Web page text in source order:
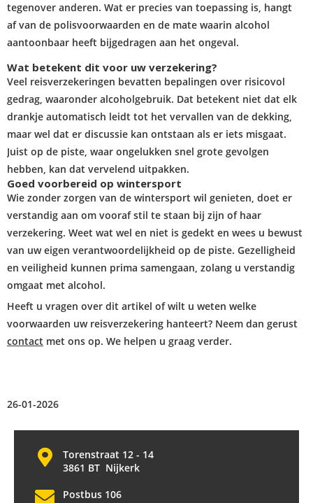
tegenover anderen. Wat er precies van toepassing is, hangt
af van de polisvoorwaarden en de mate waarin alcohol
aantoonbaar heeft bijgedragen aan het ongeval.
Wat betekent dit voor uw verzekering?
Veel reisverzekeringen bevatten bepalingen over risicovol
gedrag, waaronder alcoholgebruik. Dat betekent niet dat elk
drankje automatisch leidt tot het vervallen van de dekking,
maar wel dat er discussie kan ontstaan als er iets misgaat.
Juist op de piste, waar ongelukken snel grote gevolgen
hebben, kan dat vervelend uitpakken.
Goed voorbereid op wintersport
Wie zonder zorgen van de wintersport wil genieten, doet er
verstandig aan om vooraf stil te staan bij zijn of haar
verzekering. Weet wat wel en niet is gedekt en wees u bewust
van uw eigen verantwoordelijkheid op de piste. Gezelligheid
en veiligheid kunnen prima samengaan, zolang u verstandig
omgaat met alcohol.
Heeft u vragen over dit artikel of wilt u weten welke
voorwaarden uw reisverzekering hanteert? Neem dan gerust
contact met ons op. We helpen u graag verder.
26-01-2026
Torenstraat 12 - 14
3861 BT Nijkerk
Postbus 106